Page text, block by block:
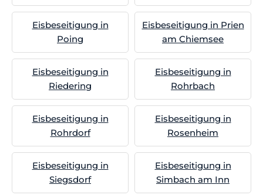
Eisbeseitigung in
Poing
Eisbeseitigung in Prien
am Chiemsee
Eisbeseitigung in
Riedering
Eisbeseitigung in
Rohrbach
Eisbeseitigung in
Rohrdorf
Eisbeseitigung in
Rosenheim
Eisbeseitigung in
Siegsdorf
Eisbeseitigung in
Simbach am Inn